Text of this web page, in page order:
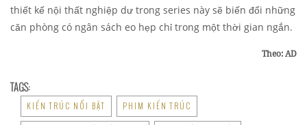
thiết kế nội thất nghiệp dư trong series này sẽ biến đổi những
căn phòng có ngân sách eo hẹp chỉ trong một thời gian ngắn.
Theo: AD
TAGS:
KIẾN TRÚC NỔI BẬT PHIM KIẾN TRÚC